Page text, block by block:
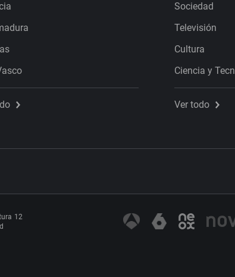
Sociedad
Televisión
Cultura
Ciencia y
Ver todo
12